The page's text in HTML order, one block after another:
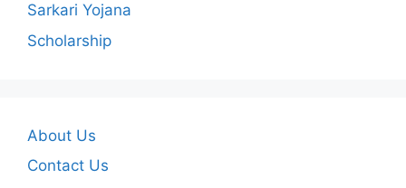
Sarkari Yojana
Scholarship
About Us
Contact Us